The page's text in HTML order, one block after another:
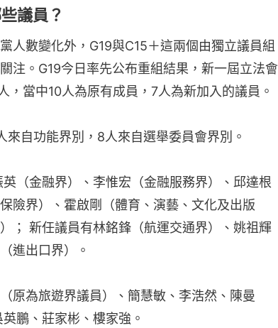
議員？
人數變化外，G19與C15＋這兩個由獨立議員組
注。G19今日率先公布重組結果，新一屆立法會
，當中10人為原有成員，7人為新加入的議員。
自功能界別，8人來自選舉委員會界別。
（金融界）、李惟宏（金融服務界）、邱達根
險界）、霍啟剛（體育、演藝、文化及出版
； 新任議員有林銘鋒（航運交通界）、姚祖輝
進出口界）。
原為旅遊界議員）、簡慧敏、李浩然、陳曼
鵬、莊家彬、樓家強。